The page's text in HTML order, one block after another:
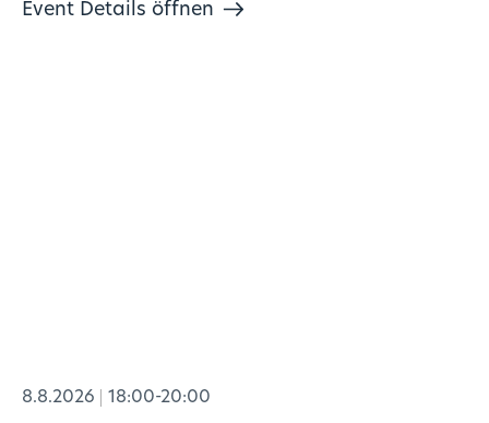
Event Details öffnen
8.8.2026 18:00-20:00